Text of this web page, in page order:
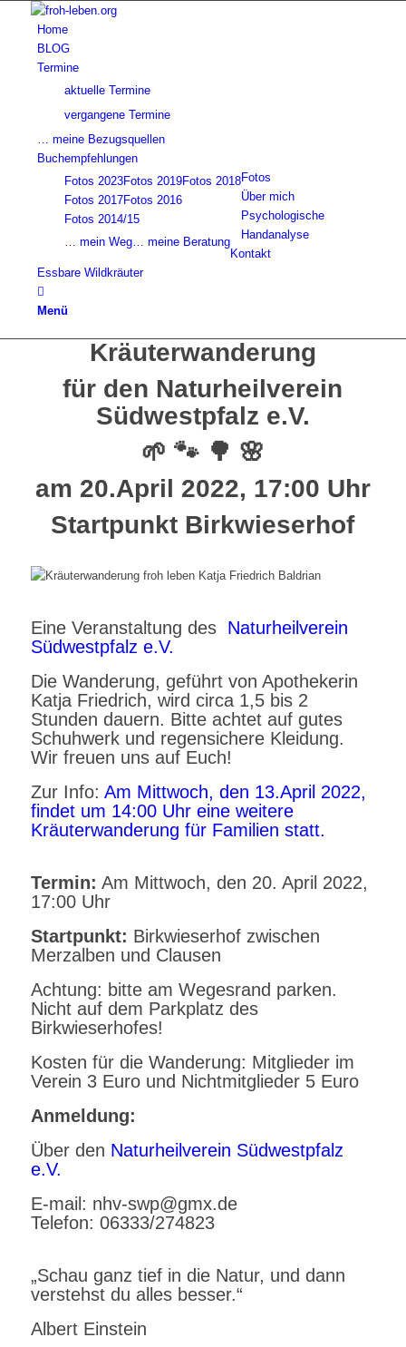
Home
BLOG
Termine
aktuelle Termine
vergangene Termine
… meine Bezugsquellen
Buchempfehlungen
Fotos
Fotos 2023Fotos 2019Fotos 2018
Fotos 2017Fotos 2016
Fotos 2014/15
Über mich
… mein Weg… meine Beratung
Psychologische
Handanalyse
Kontakt
Essbare Wildkräuter
Menü
Kräuterwanderung
für den Naturheilverein
Südwestpfalz e.V.
🌱 🐾 🌳 🌸
am 20.April 2022, 17:00 Uhr
Startpunkt Birkwieserhof
Eine Veranstaltung des Naturheilverein
Südwestpfalz e.V.
Die Wanderung, geführt von Apothekerin
Katja Friedrich, wird circa 1,5 bis 2
Stunden dauern. Bitte achtet auf gutes
Schuhwerk und regensichere Kleidung.
Wir freuen uns auf Euch!
Zur Info: Am Mittwoch, den 13.April 2022,
findet um 14:00 Uhr eine weitere
Kräuterwanderung für Familien statt.
Termin: Am Mittwoch, den 20. April 2022,
17:00 Uhr
Startpunkt: Birkwieserhof zwischen
Merzalben und Clausen
Achtung: bitte am Wegesrand parken.
Nicht auf dem Parkplatz des
Birkwieserhofes!
Kosten für die Wanderung: Mitglieder im
Verein 3 Euro und Nichtmitglieder 5 Euro
Anmeldung:
Über den Naturheilverein Südwestpfalz
e.V.
E-mail: nhv-swp@gmx.de
Telefon: 06333/274823
„Schau ganz tief in die Natur, und dann
verstehst du alles besser.“
Albert Einstein